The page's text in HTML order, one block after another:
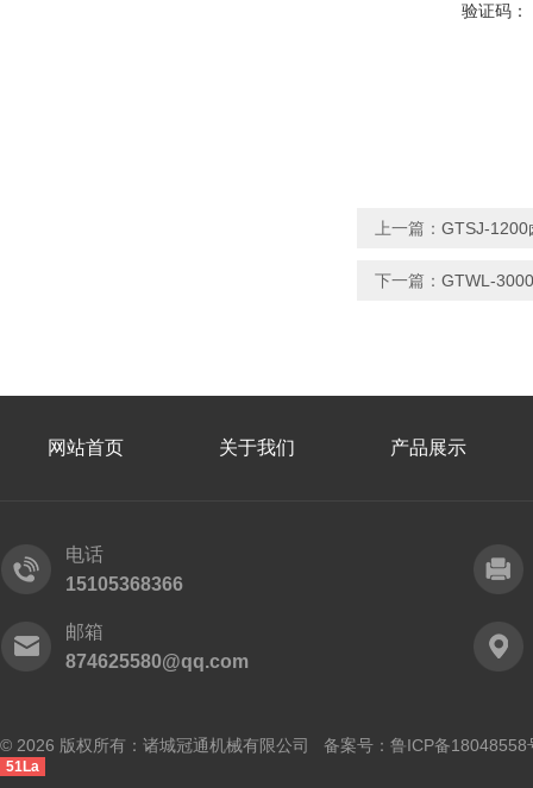
验证码：
上一篇： GTSJ-1200
下一篇： GTWL-
网站首页 关于我们 产品展示
电话
15105368366
邮箱
874625580@qq.com
© 2026 版权所有：诸城冠通机械有限公司 备案号： 鲁ICP备18048558
51La